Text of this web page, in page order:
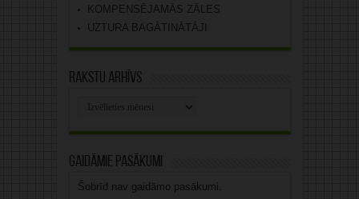
KOMPENSĒJAMĀS ZĀLES
UZTURA BAGĀTINĀTĀJI
Rakstu arhīvs
Gaidāmie pasākumi
Šobrīd nav gaidāmo pasākumi.